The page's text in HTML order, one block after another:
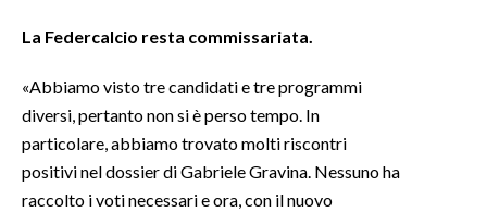
La Federcalcio resta commissariata
«Abbiamo visto tre candidati e tre programmi
diversi, pertanto non si è perso tempo. In
particolare, abbiamo trovato molti riscontri
positivi nel dossier di Gabriele Gravina. Nessuno ha
raccolto i voti necessari e ora, con il nuovo